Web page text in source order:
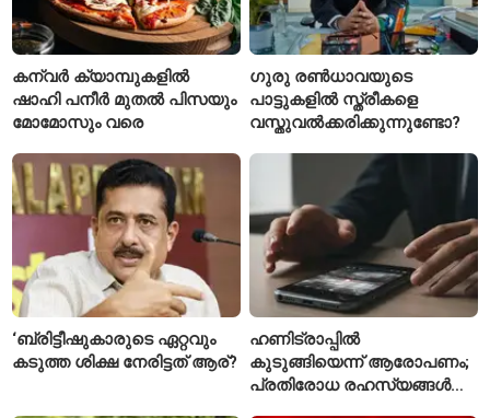
കന്വർ ക്യാമ്പുകളിൽ
ഷാഹി പനീർ മുതൽ പിസയും
മോമോസും വരെ
ഗുരു രൺധാവയുടെ
പാട്ടുകളിൽ സ്ത്രീകളെ
വസ്തുവൽക്കരിക്കുന്നുണ്ടോ?
‘ബ്രിട്ടീഷുകാരുടെ ഏറ്റവും
കടുത്ത ശിക്ഷ നേരിട്ടത് ആര്?
ഹണിട്രാപ്പിൽ
കുടുങ്ങിയെന്ന് ആരോപണം;
പ്രതിരോധ രഹസ്യങ്ങൾ